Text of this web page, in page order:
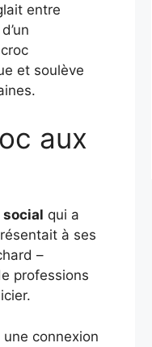
entre
et soulève
aux
social qui a
à ses
–
professions
une connexion